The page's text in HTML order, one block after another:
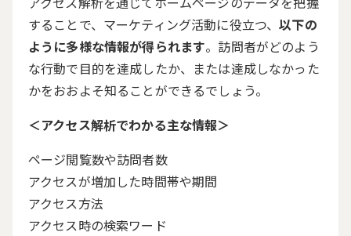
することで、マーケティング活動に役立つ、以下の
ように多様な情報が得られます。訪問者がどのよう
な行動で目的を達成したか、または達成しなかった
かをおおよそ知ることができるでしょう。
＜アクセス解析でわかる主な情報＞
ページ閲覧数や訪問者数
アクセスが増加した時間帯や期間
アクセス方法
アクセス時の検索ワード